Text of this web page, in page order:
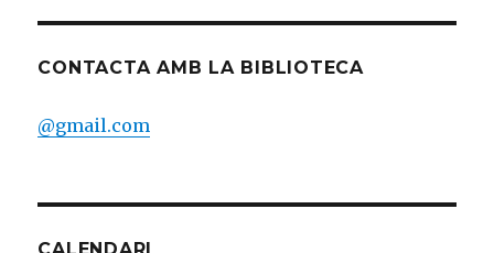
CONTACTA AMB LA BIBLIOTECA
@gmail.com